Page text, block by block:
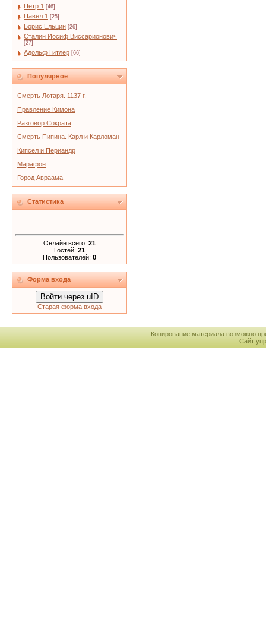
Петр 1 [46]
Павел 1 [25]
Борис Ельцин [26]
Сталин Иосиф Виссарионович
[27]
Адольф Гитлер [66]
Популярное
Смерть Лотаря. 1137 г.
Правление Кимона
Разговор Сократа
Смерть Пипина. Карл и Карломан
Кипсел и Периандр
Марафон
Город Авраама
Статистика
Онлайн всего: 21
Гостей: 21
Пользователей: 0
Форма входа
Войти через uID
Старая форма входа
Копирование материала возможно
Сайт